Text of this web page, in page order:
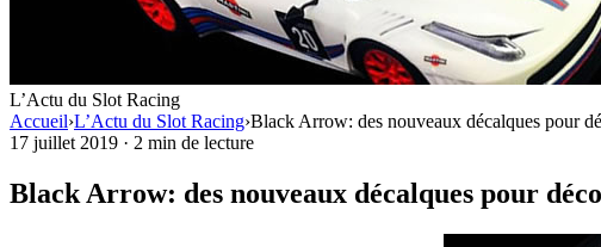
L’Actu du Slot Racing
Accueil›L’Actu du Slot Racing›Black Arrow: des nouveaux décalques pour
17 juillet 2019 · 2 min de lecture
Black Arrow: des nouveaux décalques pour